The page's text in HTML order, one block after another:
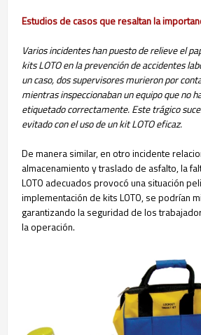
Estudios de casos que resaltan la
Varios incidentes han puesto de relieve el
kits LOTO en la prevención de accidentes
un caso, dos supervisores murieron por
mientras inspeccionaban un equipo que no
etiquetado correctamente. Este trágico
evitado con el uso de un kit LOTO eficaz.
De manera similar, en otro incidente
almacenamiento y traslado de asfalto, la
LOTO adecuados provocó una situación
implementación de kits LOTO, se podrían
garantizando la seguridad de los
la operación.